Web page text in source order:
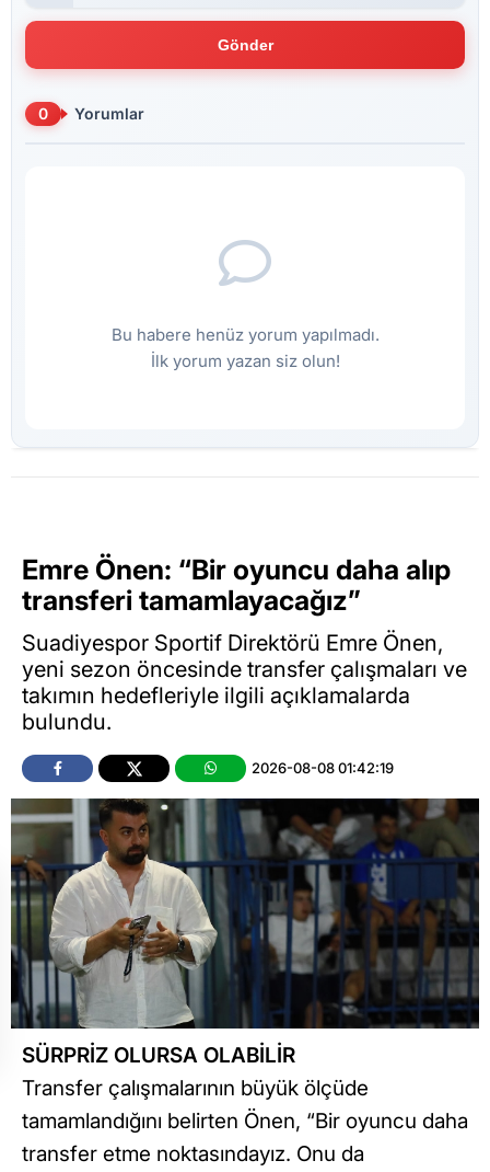
Gönder
0 Yorumlar
Bu habere henüz yorum yapılmadı.
İlk yorum yazan siz olun!
Emre Önen: “Bir oyuncu daha alıp
transferi tamamlayacağız”
Suadiyespor Sportif Direktörü Emre Önen,
yeni sezon öncesinde transfer çalışmaları ve
takımın hedefleriyle ilgili açıklamalarda
bulundu.
2026-08-08 01:42:19
SÜRPRİZ OLURSA OLABİLİR
Transfer çalışmalarının büyük ölçüde
tamamlandığını belirten Önen, “Bir oyuncu daha
transfer etme noktasındayız. Onu da